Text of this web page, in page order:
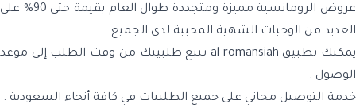
عروض الرومانسية مميزة ومتجددة طوال العام بقيمة حتى 90% على
العديد من الوجبات الشهية المحببة لدى الجميع .
يمكنك تطبيق al romansiah تتبع طلبيتك من وقت الطلب إلى موعد
الوصول .
خدمة التوصيل مجاني على جميع الطلبيات في كافة أنحاء السعودية .